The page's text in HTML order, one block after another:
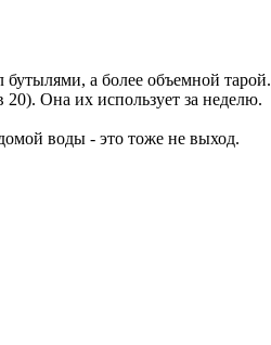
бутылями, а более объемной тарой.
20). Она их использует за неделю.
воды - это тоже не выход.